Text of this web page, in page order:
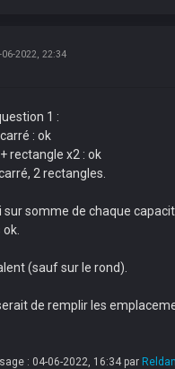
06-2022, 22:34
1 :
: ok
rectangle x2 : ok
2 rectangles.
sur somme de chaque
(sauf sur le rond).
de remplir les
: 04-06-2022, 16:34 par Reldan